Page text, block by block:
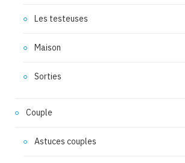
Les testeuses
Maison
Sorties
Couple
Astuces couples